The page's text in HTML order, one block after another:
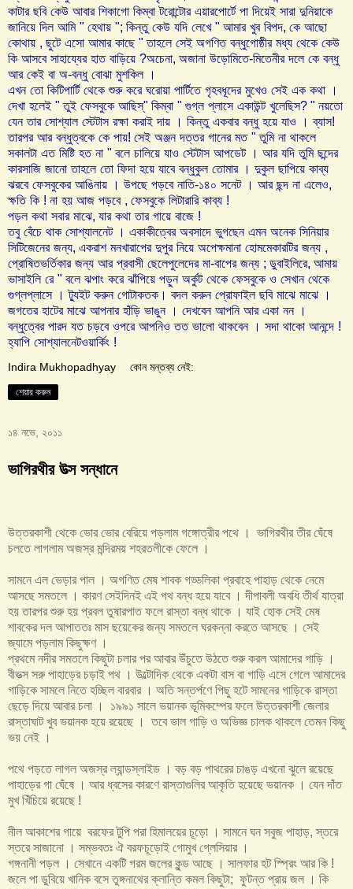
কাটার ছবি কেউ আবার শিকাগো কিম্বা টরোন্টোর এয়ারপোর্টে পা দিয়েই সারা দুনিয়াকে
জানিয়ে দিল আমি " হেথায় "; কিন্তু কেউ যদি লেখে " আমার খুব বিপদ, কে আছো
কোথায় , ছুটে এসো আমার কাছে "তাহলে সেই অগণিত বন্ধুগোষ্ঠীর মধ্য থেকে কেউ
কি আসবে সাহায্যের হাত বাড়িয়ে ?অচেনা, অজানা উড়োমিতে-মিতেনীর দলে কে বন্ধু
আর কেই বা অ-বন্ধু বোঝা মুশকিল ।
এখন তো কিটিপার্টি থেকে শুরু করে ঘরোয়া পার্টিতে গৃহবধূদের মুখেও সেই এক কথা ।
দেখা হলেই "তুই ফেসবুকে আছিস্" কিম্বা " গুগ্‌ল প্লাসে একাউন্ট খুলেছিস? " নয়তো
যেন তার সোশ্যাল স্টেটাস রক্ষা করাই দায় । কিন্তু একবার বন্ধু হয়ে যাও । ব্যাস!
তারপর আর বন্ধুত্বকে কে পায়! সেই অঞ্জন দত্তর গানের মত "তুমি না থাকলে
সকালটা এত মিষ্টি হত না " বলে চালিয়ে যাও স্টেটাস আপডেট । আর যদি তুমি ছন্দের
কারসাজি জানো তাহলে তো ফিদা হয়ে যাবে বন্ধুকুল তোমার । দুকুল ছাপিয়ে কাব্য
ঝরবে ফেসবুকের আঙিনায় । উপছে পড়বে নাতি-১৪০ সনেট । আর ছন্দ না এলেও,
ক্ষতি কি ! না হয় আজ পড়বে , ফেসবুকে লিটারারি কাব্য !
পড়ল কথা সবার মাঝে, যার কথা তার গায়ে বাজে !
তবু বেঁচে থাক সোশ্যালনেট । একাকীত্বের অবসাদে ভুগছেন এমন অনেক সিনিয়ার
সিটিজেনের জন্য, একরাশ মনখারাপের দুপুর নিয়ে অপেক্ষমানা হোমমেকারটির জন্য ,
প্রোষিতভর্তিকার জন্য আর প্রবাসী ছেলেপুলেদের মা-বাপের জন্য ; ডুবাইলিরে, আমায়
ভাসাইলি রে " বলে ঝপাং করে ঝাঁপিয়ে পড়ুন অর্কুট থেকে ফেসবুকে ও সেখান থেকে
গুগ্‌লপ্লাসে । ট্যুইট করুন গোটাকতক। বদল করুন প্রোফাইল ছবি মাঝে মাঝে ।
জগতের হাটের মাঝে আপনার হাঁড়ি ভাঙুন । দেখবেন আপনি আর একা নন ।
বন্ধুত্বের পারদ যত চড়বে ওপরে আপনিও তত ভালো থাকবেন । সদা থাকো আনন্দে !
হ্যাপি সোশ্যালনেটওয়ার্কিং !
Indira Mukhopadhyay কোন মন্তব্য নেই:
শেয়ার করুন
১৪ নভে, ২০১১
ভাগিরথীর উত্স সন্ধানে
উত্তরকাশী থেকে ভোর ভোর বেরিয়ে পড়লাম গঙ্গোত্রীর পথে । ভাগিরথীর তীর ঘেঁষে
চলতে লাগলাম অজস্র মন্দিরময় শহরতলীকে ফেলে ।
সামনে এল ভেড়ার পাল । অগণিত মেষ শাবক গড্ডলিকা প্রবাহে পাহাড় থেকে নেমে
আসছে সমতলে । কারণ সেইদিনই এই পথ বন্ধ হয়ে যাবে । দীপাবলী অবধি তীর্থ যাত্রা
হয় তারপর শুরু হয় প্রবল তুষারপাত ফলে রাস্তা বন্ধ থাকে । যাই হোক সেই মেষ
শাবকের দল আপাততঃ মাস ছয়েকের জন্য সমতলে ঘরকন্না করতে আসছে । সেই
জ্যামে পড়লাম কিছুক্ষণ ।
প্রথমে নদীর সমতলে কিছুটা চলার পর আবার উঁচুতে উঠতে শুরু করল আমাদের গাড়ি ।
বীভত্স সরু পাহাড়ের চড়াই পথ । উল্টোদিক থেকে একটা বাস বা গাড়ি এসে গেলে আমাদের
গাড়িকে সামলে নিতে হচ্ছিল বারবার । অতি সন্তর্পণে পিছু হটে সামনের গাড়িকে রাস্তা
ছেড়ে দিয়ে আবার চলা । ১৯৯১ সালে ভয়ানক ভূমিকম্পের ফলে উত্তরকাশী জেলার
রাস্তাঘাট খুব ভয়ানক হয়ে রয়েছে । তবে ভাল গাড়ি ও অভিজ্ঞ চালক থাকলে তেমন কিছু
ভয় নেই ।
পথে পড়তে লাগল অজস্র ল্যান্ডস্লাইড । বড় বড় পাথরের চাঙড় এখনো ঝুলে রয়েছে
পাহাড়ের গা ঘেঁষে । আর ধ্বসের কারণে রাস্তাগুলির আকৃতি হয়েছে ভয়ানক । যেন দাঁত
মুখ খিঁচিয়ে রয়েছে !
নীল আকাশের গায়ে বরফের টুপি পরা হিমালয়ের চূড়ো । সামনে ঘন সবুজ পাহাড়, স্তরে
স্তরে সাজানো । সম্ভবতঃ ঐ বরফচূড়োই গোমুখ গ্লেসিয়ার ।
গঙ্গনানী পড়ল । সেখানে একটি গরম জলের কুন্ড আছে । সালফার হট স্প্রিং আর কি !
জলে পা ডুবিয়ে খানিক বসে তুঙ্গনাথের ক্লান্তি কমল কিছুটা; ফুটন্ত প্রায় জল । কি